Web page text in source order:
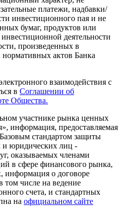
платежи, надбавки/
инвестиционного пая и не
бумаг, продуктов или
деятельности
произведенных в
нормативных актов Банка
взаимодействия с
в Соглашении об
Общества.
участнике рынка ценных
информация, предоставляемая
стандартом защиты
и юридических лиц -
оказываемых членами
в сфере финансового рынка,
о договоре
том числе на ведение
счета, и стандартных
на официальном сайте